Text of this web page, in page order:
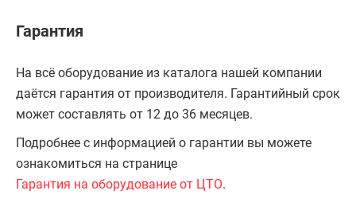
Гарантия
На всё оборудование из каталога нашей компании
даётся гарантия от производителя. Гарантийный срок
может составлять от 12 до 36 месяцев.
Подробнее с информацией о гарантии вы можете
ознакомиться на странице
Гарантия на оборудование от ЦТО.